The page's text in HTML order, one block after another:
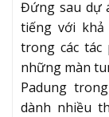
Đứng sau dự
tiếng với
trong các tác
những màn
Padung
dành nhiều